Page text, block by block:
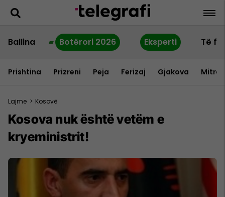
Ballina Botërori 2026 Eksperti Të
Prishtina Prizreni Peja Ferizaj Gjakova
Lajme > Kosovë
Kosova nuk është vetëm e
kryeministrit!